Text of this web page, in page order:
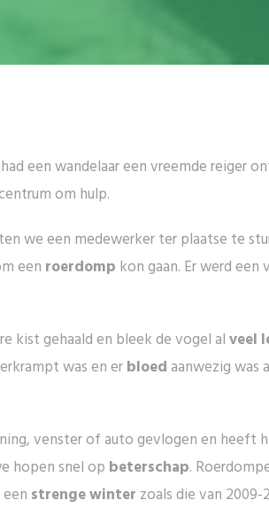
een wandelaar een vreemde reiger
om hulp.
we een medewerker ter plaatse te
een roerdomp kon gaan. Er werd
kist gehaald en bleek de vogel alveel
was en erbloedaanwezig was
venster of auto gevlogen en heeft
hopen snel op beterschap.
strenge winter zoals die van